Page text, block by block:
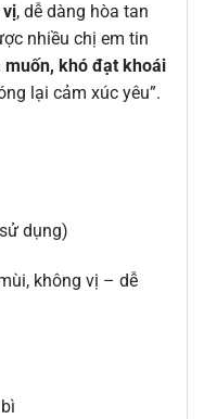
vị, dễ dàng hòa tan
nhiều chị em tin
muốn, khó đạt khoái
lại cảm xúc yêu”.
dụng)
không vị – dễ